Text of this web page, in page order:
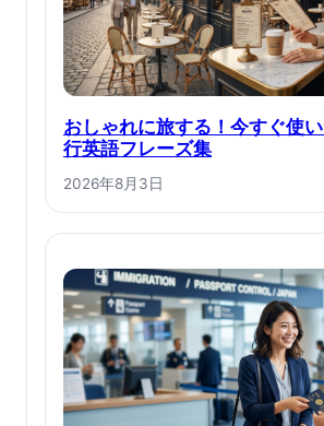
おしゃれに旅する！今すぐ使
行英語フレーズ集
2026年8月3日